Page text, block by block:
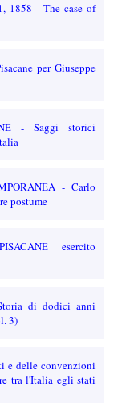
1858 - The case of
per Giuseppe
- Saggi storici
- Carlo
postume
esercito
di dodici anni
3)
e delle convenzioni
tra l'Italia egli stati